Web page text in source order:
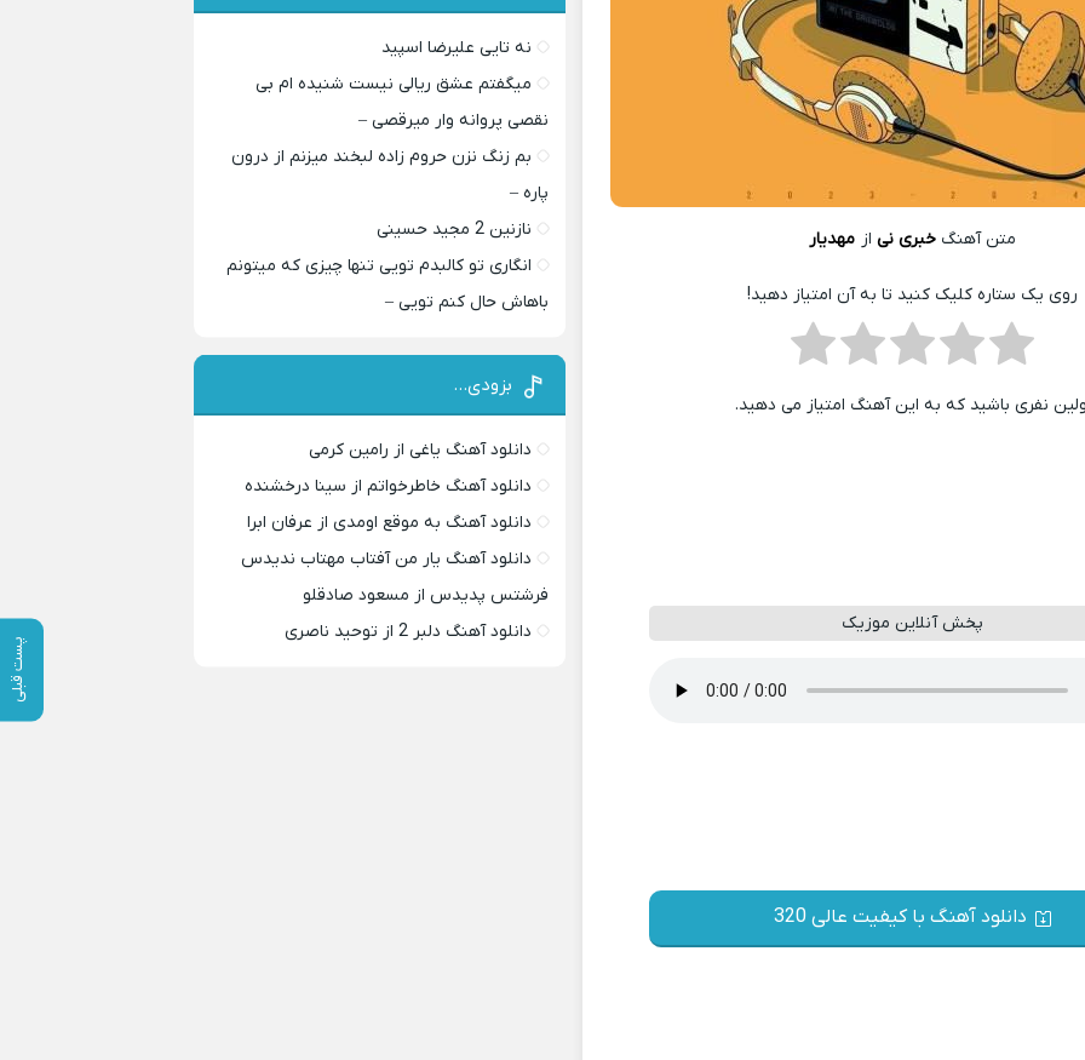
پست قبلی
متن آهنگ خبری نی از مهدیار
روی یک ستاره کلیک کنید تا به آن امتیاز دهید!
نفری باشید که به این آهنگ امتیاز می دهید.
پخش آنلاین موزیک
دانلود آهنگ با کیفیت عالی 320
نه تایی علیرضا اسپید
میگفتم عشق ریالی نیست شنیده ام بی
نقصی پروانه وار میرقصی –
بم زنگ نزن حروم زاده لبخند میزنم از درون
پاره –
نازنین 2 مجید حسینی
انگاری تو کالبدم تویی تنها چیزی که میتونم
باهاش حال کنم تویی –
بزودی…
دانلود آهنگ یاغی از رامین کرمی
دانلود آهنگ خاطرخواتم از سینا درخشنده
دانلود آهنگ به موقع اومدی از عرفان ابرا
دانلود آهنگ یار من آفتاب مهتاب ندیدس
فرشتس پدیدس از مسعود صادقلو
دانلود آهنگ دلبر 2 از توحید ناصری